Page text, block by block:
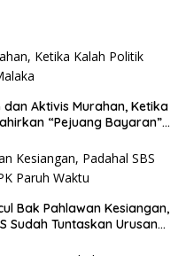
Aktivis Murahan, Ketika
“Pejuang Bayaran”
Bak Pahlawan Kesiangan,
Sudah Tuntaskan Urusan